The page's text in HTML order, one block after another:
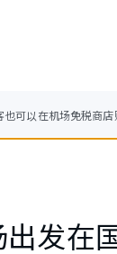
可以在机场免税商店
发在